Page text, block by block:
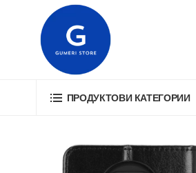
ПРОДУКТОВИ КАТЕГОРИИ